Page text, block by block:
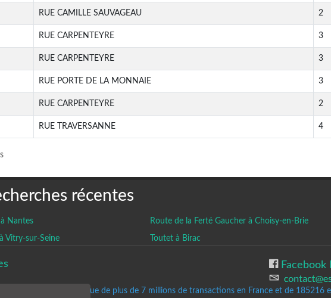
RUE CAMILLE SAUVAGEAU 2
RUE CARPENTEYRE 3
RUE CARPENTEYRE 3
RUE PORTE DE LA MONNAIE 3
RUE CARPENTEYRE 2
RUE TRAVERSANNE 4
récentes
Nantes Route de la Ferté Gaucher à Choisy-en-Brie
Vitry-sur-Seine Toutet à Birac
Un historique de plus de 7 millions de transactions en France et de 185216